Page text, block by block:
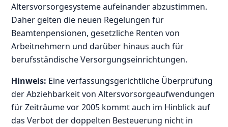
Altersvorsorgesysteme aufeinander abzustimmen.
Daher gelten die neuen Regelungen für
Beamtenpensionen, gesetzliche Renten von
Arbeitnehmern und darüber hinaus auch für
berufsständische Versorgungseinrichtungen.
Hinweis: Eine verfassungsgerichtliche Überprüfung
der Abziehbarkeit von Altersvorsorgeaufwendungen
für Zeiträume vor 2005 kommt auch im Hinblick auf
das Verbot der doppelten Besteuerung nicht in